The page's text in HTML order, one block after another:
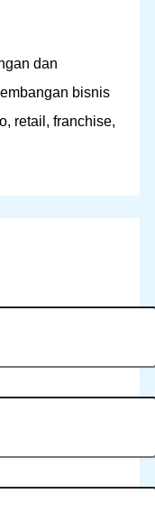
dan
bisnis
retail, franchise,